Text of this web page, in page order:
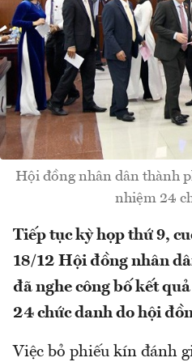
Hội đồng nhân dân thành
nhiệm 24
Tiếp tục kỳ họp thứ 9,
18/12 Hội đồng nhân
đã nghe công bố kết
24 chức danh do hội
Việc bỏ phiếu kín đánh